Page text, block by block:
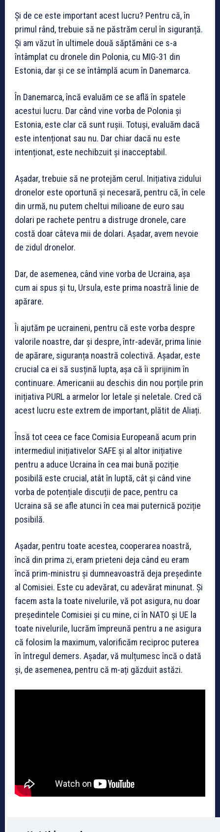
Și de ce este important acest lucru? Pentru că, în
primul rând, trebuie să ne păstrăm cerul în siguranță.
Și am văzut în ultimele două săptămâni ce s-a
întâmplat cu dronele din Polonia, cu MIG-31 din
Estonia, dar și ce se întâmplă acum în Danemarca.
În Danemarca, încă evaluăm ce se află în spatele
acestui lucru. Dar când vine vorba de Polonia și
Estonia, este clar că sunt rușii. Totuși, evaluăm dacă
este intenționat sau nu. Dar chiar dacă nu este
intenționat, este nechibzuit și inacceptabil.
Așadar, trebuie să ne protejăm cerul. Inițiativa zidului
dronelor este oportună și necesară, pentru că, în cele
din urmă, nu putem cheltui milioane de euro sau
dolari pe rachete pentru a distruge dronele, care
costă doar câteva mii de dolari. Așadar, avem nevoie
de zidul dronelor.
Dar, de asemenea, când vine vorba de Ucraina, așa
cum ai spus și tu, Ursula, este prima noastră linie de
apărare.
Îi ajutăm pe ucraineni, pentru că este vorba despre
valorile noastre, dar și despre, într-adevăr, prima linie
de apărare, siguranța noastră colectivă. Așadar, este
crucial ca ei să susțină lupta, așa că îi sprijinim în
continuare. Americanii au deschis din nou porțile prin
inițiativa PURL a armelor lor letale și neletale. Cred că
acest lucru este extrem de important, plătit de Aliați.
Însă tot ceea ce face Comisia Europeană acum prin
intermediul inițiativelor SAFE și al altor inițiative
pentru a aduce Ucraina în cea mai bună poziție
posibilă este crucial, atât în ​​luptă, cât și când vine
vorba de potențiale discuții de pace, pentru ca
Ucraina să se afle atunci în cea mai puternică poziție
posibilă.
Așadar, pentru toate acestea, cooperarea noastră,
încă din prima zi, eram prieteni deja când eu eram
încă prim-ministru și dumneavoastră deja președinte
al Comisiei. Este cu adevărat, cu adevărat minunat. Și
facem asta la toate nivelurile, vă pot asigura, nu doar
președintele Comisiei și cu mine, ci în NATO și UE la
toate nivelurile, lucrăm împreună pentru a ne asigura
că folosim la maximum, valorificăm reciproc puterea
în întregul demers. Așadar, vă mulțumesc încă o dată
și, de asemenea, pentru că m-ați găzduit astăzi.